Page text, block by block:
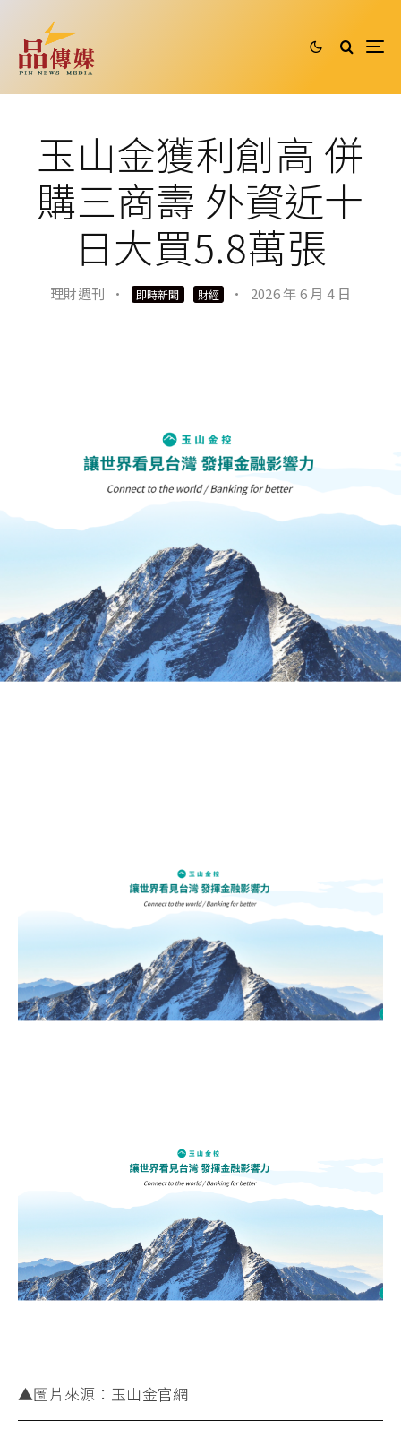
玉山金獲利創高 併
購三商壽 外資近十
日大買5.8萬張
理財週刊 · 即時新聞 財經 · 2026 年 6 月 4 日
▲圖片來源：玉山金官網